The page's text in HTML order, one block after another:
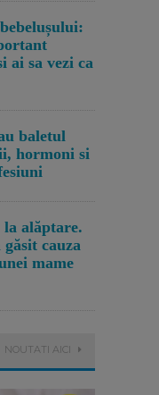
ai sa vezi ca
baletul
hormoni si
alăptare.
cauza
mame
NOUTATI AICI